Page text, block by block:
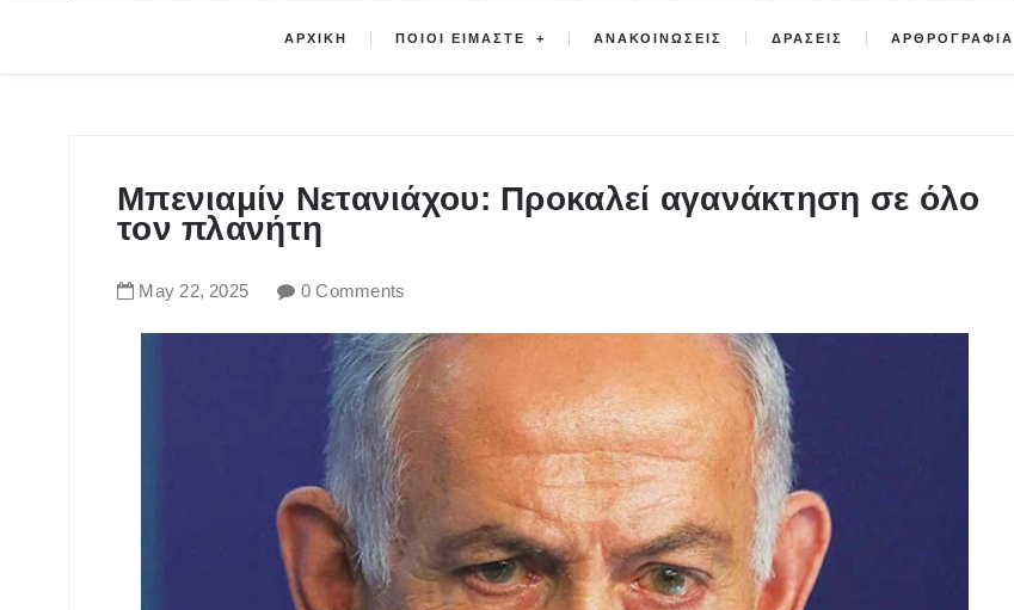
ΑΡΧΙΚΗ ΠΟΙΟΙ ΕΙΜΑΣΤΕ ΑΝΑΚΟΙΝΩΣΕΙΣ ΔΡΑΣΕΙΣ ΑΡΘΡΟΓΡΑΦΙΑ
Μπενιαμίν Νετανιάχου: Προκαλεί αγανάκτηση σε όλο
τον πλανήτη
May 22, 2025 0 Comments